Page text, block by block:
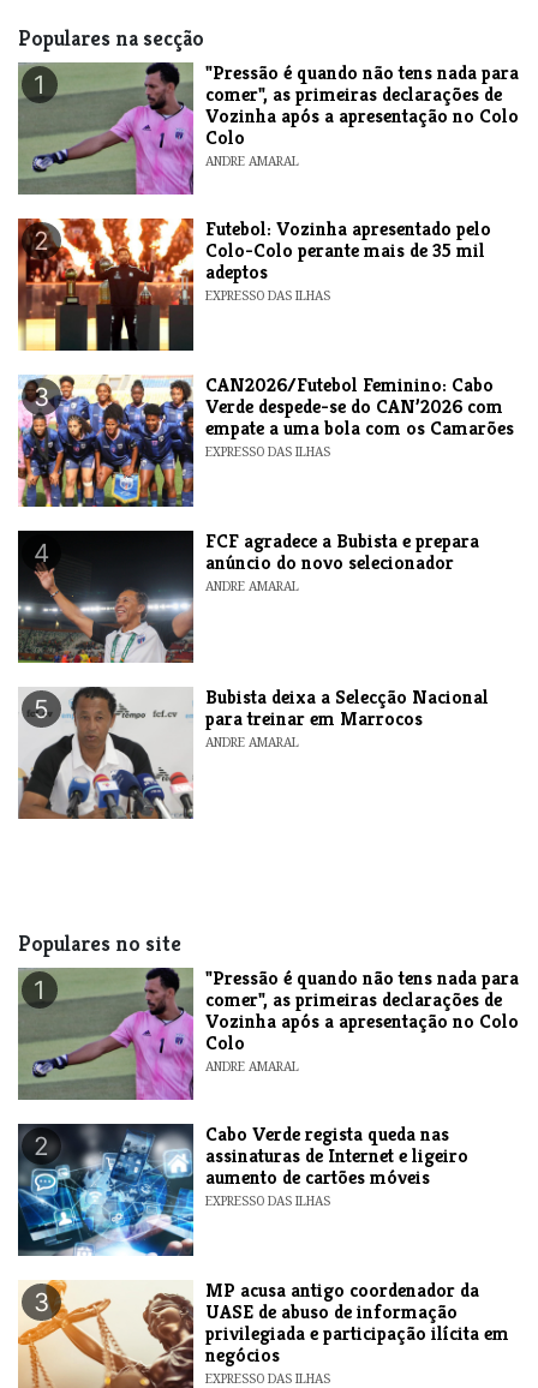
Populares na secção
1
"Pressão é quando não tens nada para
comer", as primeiras declarações de
Vozinha após a apresentação no Colo
Colo
ANDRE AMARAL
2
Futebol: Vozinha apresentado pelo
Colo-Colo perante mais de 35 mil
adeptos
EXPRESSO DAS ILHAS
3
CAN2026/Futebol Feminino: Cabo
Verde despede-se do CAN’2026 com
empate a uma bola com os Camarões
EXPRESSO DAS ILHAS
4
FCF agradece a Bubista e prepara
anúncio do novo selecionador
ANDRE AMARAL
5
Bubista deixa a Selecção Nacional
para treinar em Marrocos
ANDRE AMARAL
Populares no site
1
"Pressão é quando não tens nada para
comer", as primeiras declarações de
Vozinha após a apresentação no Colo
Colo
ANDRE AMARAL
2
Cabo Verde regista queda nas
assinaturas de Internet e ligeiro
aumento de cartões móveis
EXPRESSO DAS ILHAS
3
MP acusa antigo coordenador da
UASE de abuso de informação
privilegiada e participação ilícita em
negócios
EXPRESSO DAS ILHAS